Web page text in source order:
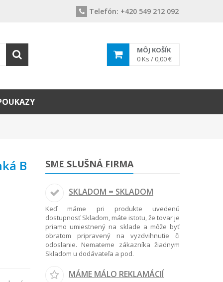
Telefón: +420 549 212 092
MÔJ KOŠÍK
0 Ks / 0,00 €
B SME SLUŠNÁ FIRMA
SKLADOM = SKLADOM
Keď máme pri produkte uvedenú
dostupnosť Skladom, máte istotu, že tovar je
priamo umiestnený na sklade a môže byť
obratom pripravený na vyzdvihnutie či
odoslanie. Nemateme zákazníka žiadnym
Skladom u dodávateľa a pod.
MÁME MÁLO REKLAMÁCIÍ